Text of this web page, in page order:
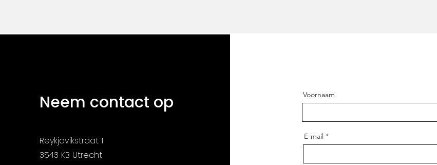
Neem contact op
Reykjavikstraat 1
3543 KB Utrecht
Voornaam
E-mail